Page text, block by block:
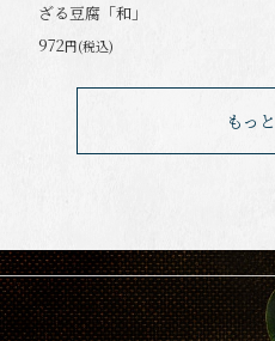
ざる豆腐「和」
972円(税込)
もっ